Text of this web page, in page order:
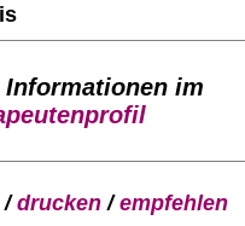
Informationen im
drucken/empfehlen